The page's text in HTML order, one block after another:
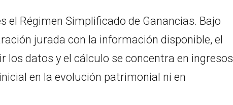
el Régimen Simplificado de Ganancias. Bajo
jurada con la información disponible, el
los datos y el cálculo se concentra en ingresos
en la evolución patrimonial ni en